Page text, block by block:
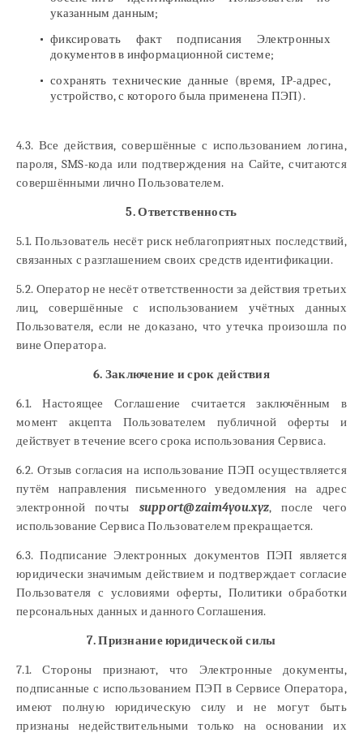
указанным данным;
фиксировать факт подписания Электронных
документов в информационной системе;
сохранять технические данные (время, IP-адрес,
устройство, с которого была применена ПЭП).
4.3. Все действия, совершённые с использованием логина,
пароля, SMS-кода или подтверждения на Сайте, считаются
совершёнными лично Пользователем.
5. Ответственность
5.1. Пользователь несёт риск неблагоприятных последствий,
связанных с разглашением своих средств идентификации.
5.2. Оператор не несёт ответственности за действия третьих
лиц, совершённые с использованием учётных данных
Пользователя, если не доказано, что утечка произошла по
вине Оператора.
6. Заключение и срок действия
6.1. Настоящее Соглашение считается заключённым в
момент акцепта Пользователем публичной оферты и
действует в течение всего срока использования Сервиса.
6.2. Отзыв согласия на использование ПЭП осуществляется
путём направления письменного уведомления на адрес
электронной почты support@zaim4you.xyz, после чего
использование Сервиса Пользователем прекращается.
6.3. Подписание Электронных документов ПЭП является
юридически значимым действием и подтверждает согласие
Пользователя с условиями оферты, Политики обработки
персональных данных и данного Соглашения.
7. Признание юридической силы
7.1. Стороны признают, что Электронные документы,
подписанные с использованием ПЭП в Сервисе Оператора,
имеют полную юридическую силу и не могут быть
признаны недействительными только на основании их